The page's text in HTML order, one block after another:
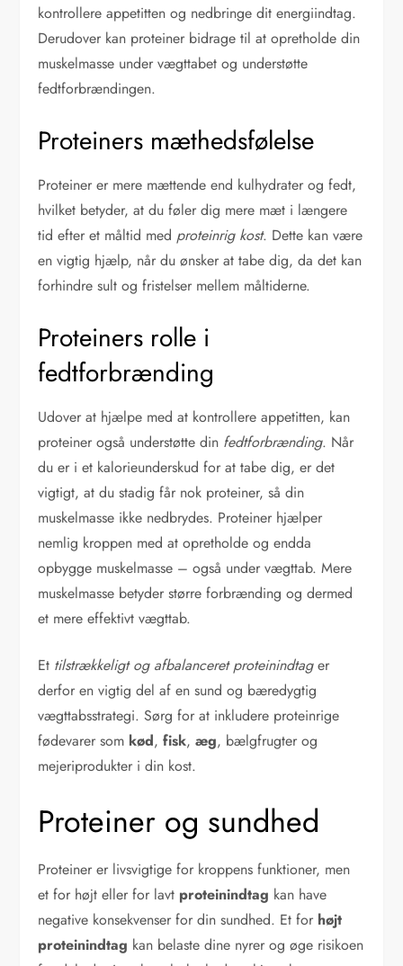
kontrollere appetitten og nedbringe dit energiindtag.
Derudover kan proteiner bidrage til at opretholde din
muskelmasse under vægttabet og understøtte
fedtforbrændingen.
Proteiners mæthedsfølelse
Proteiner er mere mættende end kulhydrater og fedt,
hvilket betyder, at du føler dig mere mæt i længere
tid efter et måltid med proteinrig kost. Dette kan være
en vigtig hjælp, når du ønsker at tabe dig, da det kan
forhindre sult og fristelser mellem måltiderne.
Proteiners rolle i
fedtforbrænding
Udover at hjælpe med at kontrollere appetitten, kan
proteiner også understøtte din fedtforbrænding. Når
du er i et kalorieunderskud for at tabe dig, er det
vigtigt, at du stadig får nok proteiner, så din
muskelmasse ikke nedbrydes. Proteiner hjælper
nemlig kroppen med at opretholde og endda
opbygge muskelmasse – også under vægttab. Mere
muskelmasse betyder større forbrænding og dermed
et mere effektivt vægttab.
Et tilstrækkeligt og afbalanceret proteinindtager
derfor en vigtig del af en sund og bæredygtig
vægttabsstrategi. Sørg for at inkludere proteinrige
fødevarer som kød,fisk,æg, bælgfrugter og
mejeriprodukter i din kost.
Proteiner og sundhed
Proteiner er livsvigtige for kroppens funktioner, men
et for højt eller for lavt proteinindtag kan have
negative konsekvenser for din sundhed. Et for højt
proteinindtag kan belaste dine nyrer og øge risikoen